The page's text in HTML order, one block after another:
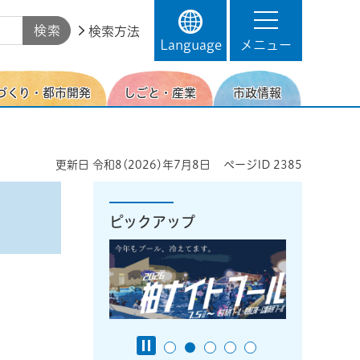
検索方法
Language
メニュー
くり・都市開発 しごと・産業 市政情報
更新日 令和8(2026)年7月8日 ページID 2385
ピックアップ